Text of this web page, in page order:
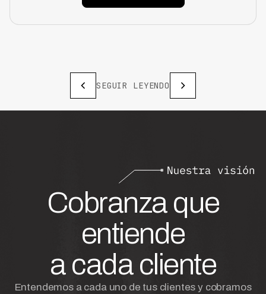
SEGUIR LEYENDO
Cobranza que
entiende
a cada cliente
Entendemos a cada uno de tus clientes y cobramos